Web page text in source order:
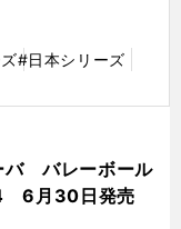
#日本シリーズ
バ バレーボール
6月30日発売